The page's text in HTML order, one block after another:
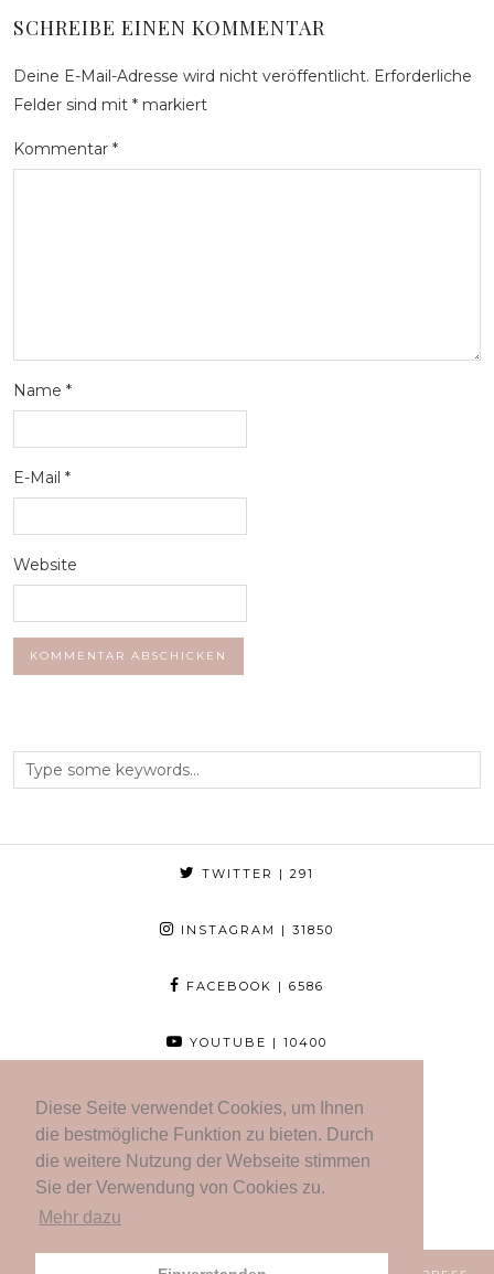
Diese Seite verwendet Cookies, um Ihnen
die bestmögliche Funktion zu bieten. Durch
die weitere Nutzung der Webseite stimmen
Sie der Verwendung von Cookies zu.
Mehr dazu
SCHREIBE EINEN KOMMENTAR
Deine E-Mail-Adresse wird nicht veröffentlicht. Erforderliche
Felder sind mit * markiert
Kommentar *
Name *
E-Mail *
Website
TWITTER | 291
INSTAGRAM | 31850
FACEBOOK | 6586
YOUTUBE | 10400
BLOGLOVIN | 952